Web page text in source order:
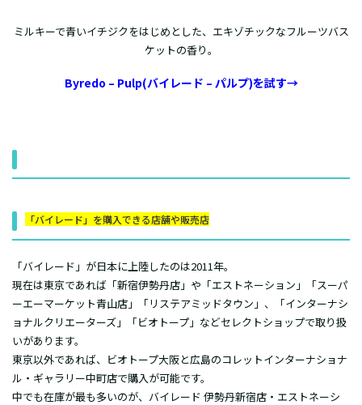
ミルキーで青いイチジクをはじめとした、エキゾチックなフルーツバス
ケットの香り。
Byredo – Pulp(バイレード – パルプ)を試す→
「バイレード」を購入できる店舗や販売店
「バイレード」が日本に上陸したのは2011年。
現在は東京であれば「新宿伊勢丹店」や「エストネーション」「スーパ
ーエーマーケット青山店」「リステアミッドタウン」、「インターナシ
ョナルクリエーターズ」「ビオトープ」などセレクトショップで取り扱
いがあります。
東京以外であれば、ビオトープ大阪と広島のコレットインターナショナ
ル・ギャラリー中町店で購入が可能です。
中でも在庫が最も多いのが、バイレード 伊勢丹新宿店・エストネーシ